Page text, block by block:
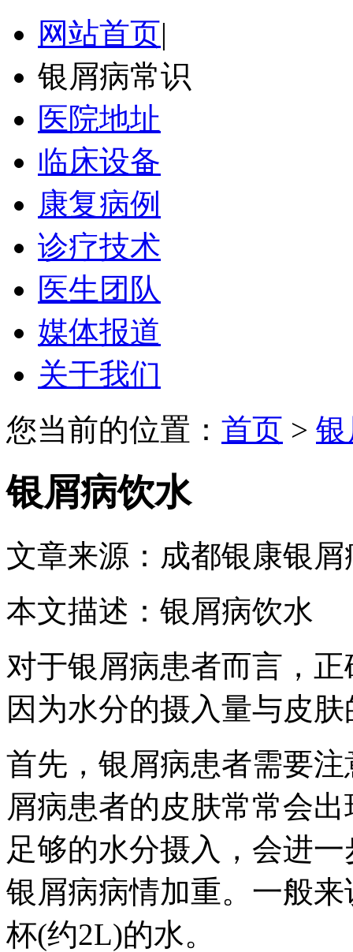
网站首页|
银屑病常识
医院地址
临床设备
康复病例
诊疗技术
医生团队
媒体报道
关于我们
您当前的位置： 首页 >
银屑病饮水
文章来源：成都银康银屑
本文描述：银屑病饮水
对于银屑病患者而言，
因为水分的摄入量与皮
首先，银屑病患者需要
屑病患者的皮肤常常会
足够的水分摄入，会进
银屑病病情加重。一般
杯(约2L)的水。